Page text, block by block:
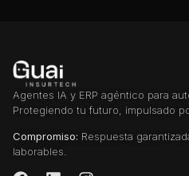
Agentes IA y ERP agéntico para
Protegiendo tu futuro, impulsado
Compromiso: Respuesta
laborables.